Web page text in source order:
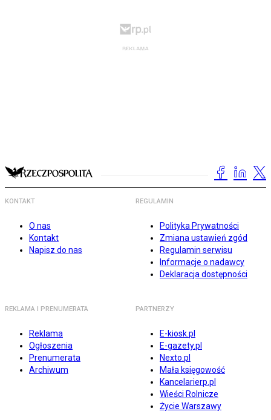
KONTAKT
O nas
Kontakt
Napisz do nas
REGULAMIN
Polityka Prywatności
Zmiana ustawień zgód
Regulamin serwisu
Informacje o nadawcy
Deklaracja dostępności
REKLAMA I PRENUMERATA
Reklama
Ogłoszenia
Prenumerata
Archiwum
PARTNERZY
E-kiosk.pl
E-gazety.pl
Nexto.pl
Mała księgowość
Kancelarierp.pl
Wieści Rolnicze
Życie Warszawy